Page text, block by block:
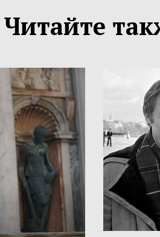
Читайте